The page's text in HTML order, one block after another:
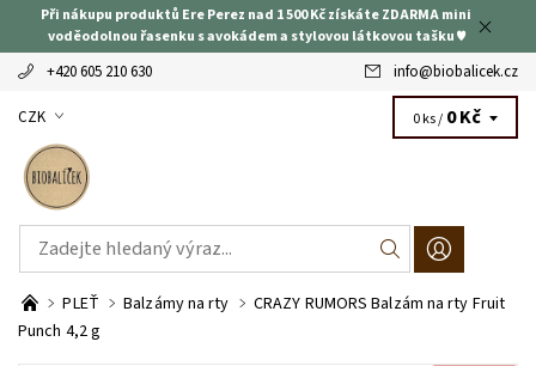
Při nákupu produktů Ere Perez nad 1 500 Kč získáte ZDARMA mini
voděodolnou řasenku s avokádem a stylovou látkovou tašku ♥
+420 605 210 630 info@biobalicek.cz
CZK 0 ks / 0 Kč
PLEŤ Balzámy na rty
CRAZY RUMORS Balzám na rty Fruit
Punch 4,2 g